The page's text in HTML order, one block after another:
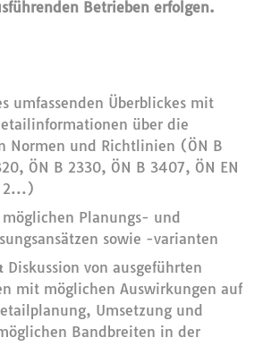
Betrieben erfolgen.
umfassenden Überblickes mit
über die
Normen und Richtlinien (ÖN B
ÖN B 2330, ÖN B 3407, ÖN EN
2...)
Planungs- und
sowie -varianten
Diskussion von ausgeführten
mit möglichen Auswirkungen auf
Umsetzung und
Bandbreiten in der